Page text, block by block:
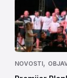
NOVOSTI,